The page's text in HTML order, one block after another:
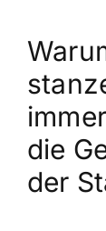
die
der